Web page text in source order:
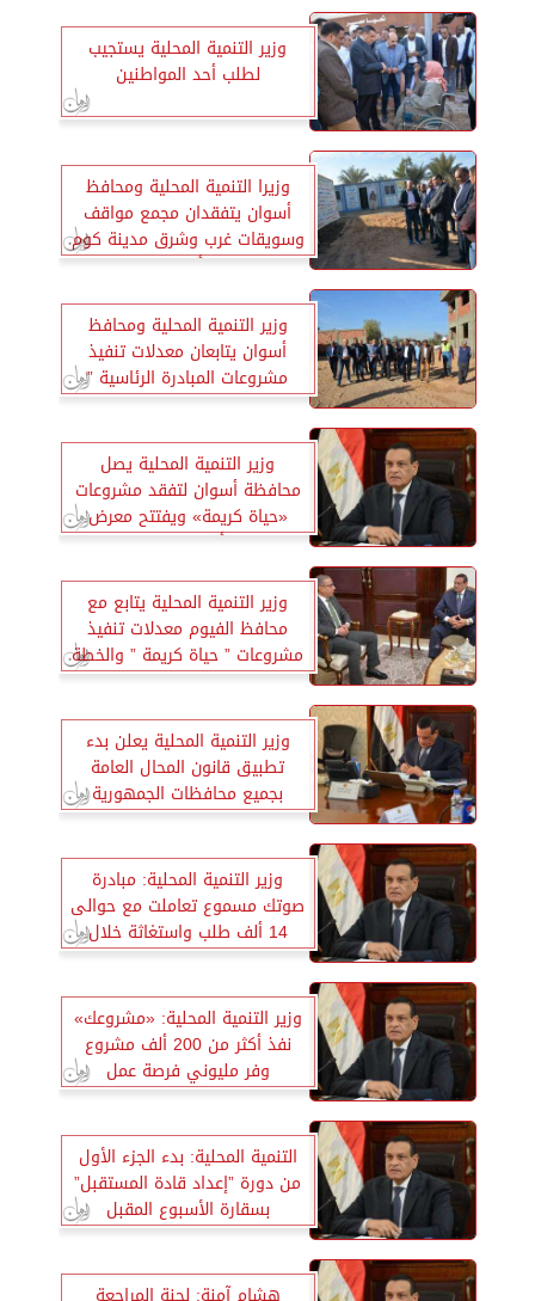
وزير التنمية المحلية يستجيب
لطلب أحد المواطنين
وزيرا التنمية المحلية ومحافظ
أسوان يتفقدان مجمع مواقف
وسويقات غرب وشرق مدينة كوم
أمبو
وزير التنمية المحلية ومحافظ
أسوان يتابعان معدلات تنفيذ
مشروعات المبادرة الرئاسية ”
حياة كريمة ”
وزير التنمية المحلية يصل
محافظة أسوان لتفقد مشروعات
«حياة كريمة» ويفتتح معرض
«أيادي مصر»
وزير التنمية المحلية يتابع مع
محافظ الفيوم معدلات تنفيذ
مشروعات ” حياة كريمة ” والخطة
الاستثمارية
وزير التنمية المحلية يعلن بدء
تطبيق قانون المحال العامة
بجميع محافظات الجمهورية
وزير التنمية المحلية: مبادرة
صوتك مسموع تعاملت مع حوالى
14 ألف طلب واستغاثة خلال
شهر نوفمبر
وزير التنمية المحلية: «مشروعك»
نفذ أكثر من 200 ألف مشروع
وفر مليوني فرصة عمل
التنمية المحلية: بدء الجزء الأول
من دورة ”إعداد قادة المستقبل”
بسقارة الأسبوع المقبل
هشام آمنة: لجنة المراجعة